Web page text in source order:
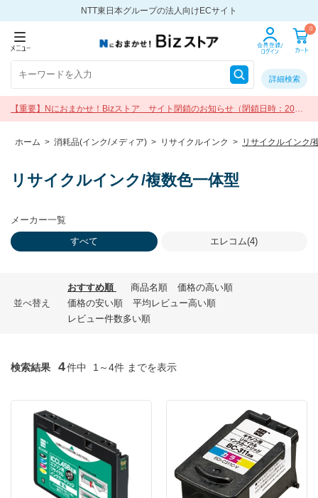
NTT東日本グループの法人向けECサイト
0
詳細検索
【重要】Nにおまかせ！Bizストア サイト閉鎖のお知らせ（閉鎖日時：2026
年9月30日 17:00）
ホーム > 消耗品(インク/メディア) > リサイクルインク > リサイクルインク/
リサイクルインク/複数色一体型
メーカー一覧
すべて
エレコム(4)
並べ替え
おすすめ順 商品名順
価格の高い順
価格の安い順
平均レビュー高い順
レビュー件数多い順
検索結果 4件中 1～4件 までを表示